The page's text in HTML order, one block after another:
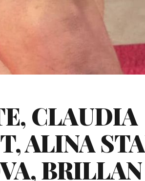
CLAUDIA
ALINA
BRILLAN